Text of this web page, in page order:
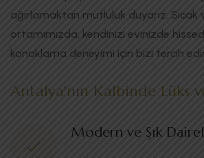
ağırlamaktan mutluluk duyarız. Sıcak
ortamımızda, kendinizi evinizde
konaklama deneyimi için bizi tercih
Antalya'nın Kalbinde Lüks
Modern ve Şık